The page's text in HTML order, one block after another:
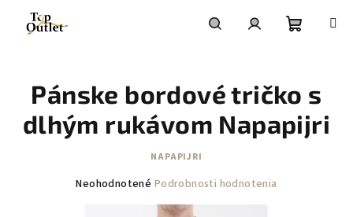
obsah
košík
Pánske bordové tričko s
dlhým rukávom Napapijri
NAPAPIJRI
Priemerné
Neohodnotené Podrobnosti hodnotenia